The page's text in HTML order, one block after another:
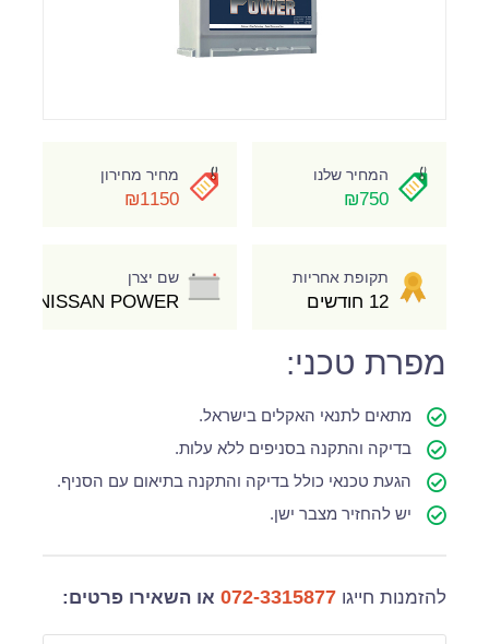
המחיר שלנו
₪750
מחיר מחירון
₪1150
תקופת אחריות
12 חודשים
שם יצרן
NISSAN POWER
מפרת טכני:
מתאים לתנאי האקלים בישראל.
בדיקה והתקנה בסניפים ללא עלות.
הגעת טכנאי כולל בדיקה והתקנה בתיאום עם הסניף.
יש להחזיר מצבר ישן.
להזמנות חייגו 072-3315877 או השאירו פרטים: